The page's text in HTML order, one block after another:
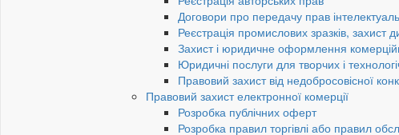
Договори про передачу прав
Реєстрація промислових зразків, захист
Захист і юридичне оформлення
Юридичні послуги для творчих і
Правовий захист від недобросовісної
Правовий захист електронної комерції
Розробка публічних оферт
Розробка правил торгівлі або правил